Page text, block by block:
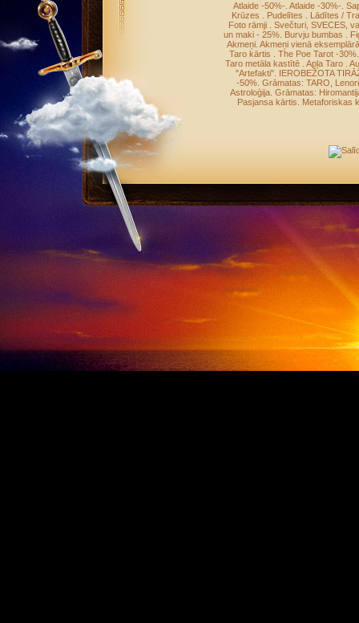
Atlaide -50%- Atlaide -30%-
Krūzes
Pudelītes
Lādītes /
Foto rāmji
Svečturi, SVECES,
un maki - 25% Burvju bumbas
Akmeņi. Akmeņi vienā eksemplārā
Taro kārtis
The Poe Tarot -30%
Taro metāla kastītē
Apļa Taro
"Artefakti". IEROBEŽOTA
-50%. Grāmatas: TARO,
Astroloģija Grāmatas:
Pasjansa kārtis
Metaforiskas